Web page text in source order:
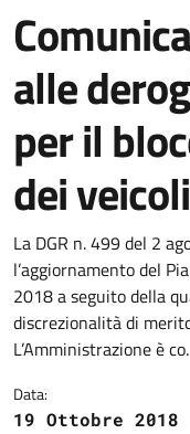
alle
per il
dei
Dettagli
La DGR n. 499 del 2
l’aggiornamento del
2018 a seguito della
discrezionalità di
L’Amministrazione è
Data:
19 Ottobre 2018